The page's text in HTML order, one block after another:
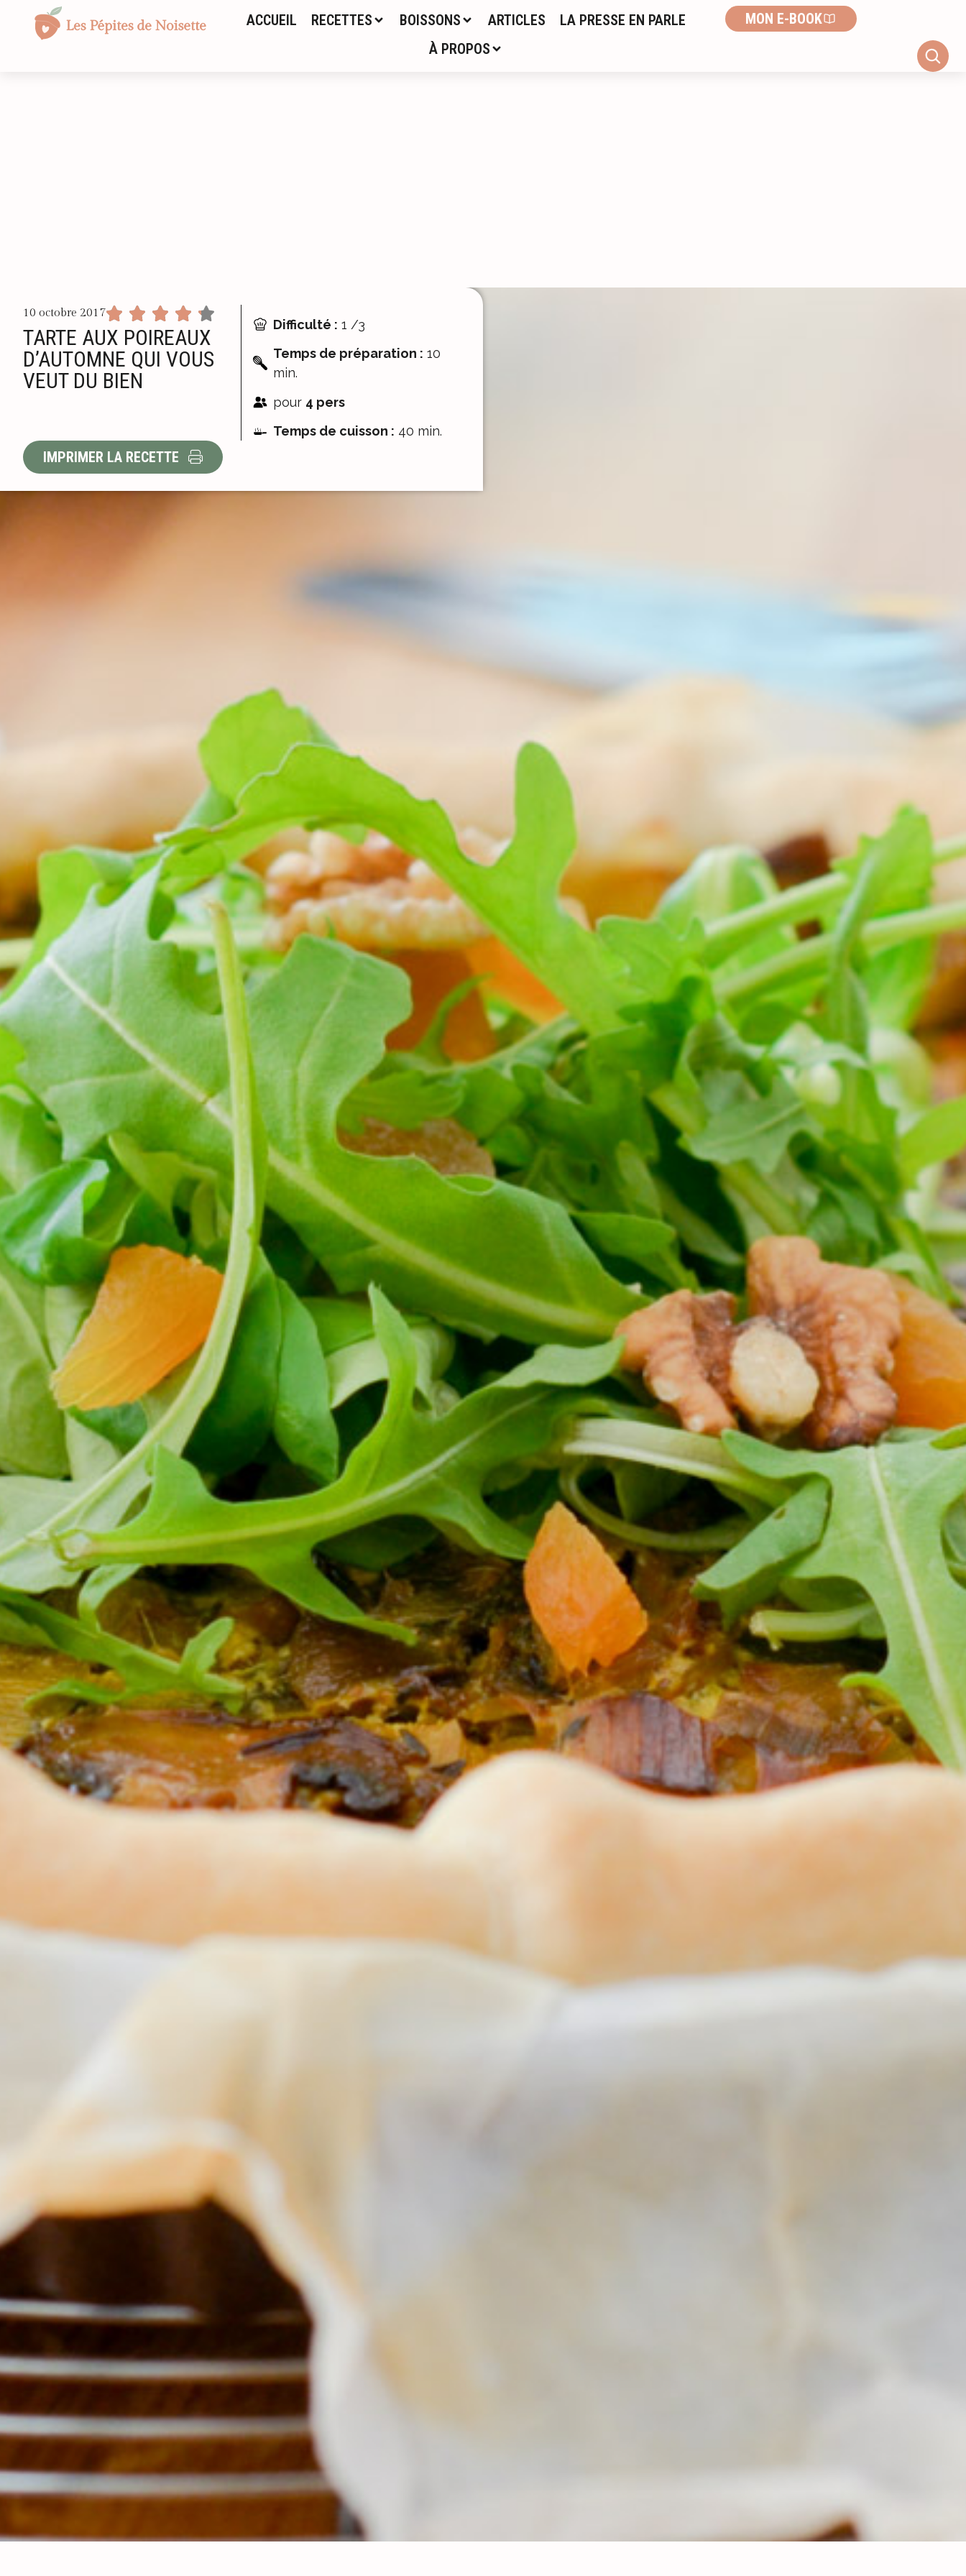
ACCUEIL RECETTES BOISSONS ARTICLES
LA PRESSE EN PARLE
À PROPOS
MON E-BOOK
10 octobre 2017
TARTE AUX POIREAUX
D’AUTOMNE QUI VOUS
VEUT DU BIEN
Difficulté : 1 /3
Temps de préparation : 10
min.
pour 4 pers
Temps de cuisson : 40 min.
IMPRIMER LA RECETTE